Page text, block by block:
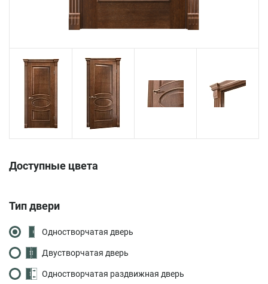
Доступные цвета
Тип двери
Одностворчатая дверь
Двустворчатая дверь
Одностворчатая раздвижная дверь